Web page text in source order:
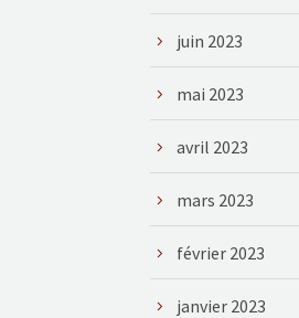
juin 2023
mai 2023
avril 2023
mars 2023
février 2023
janvier 2023